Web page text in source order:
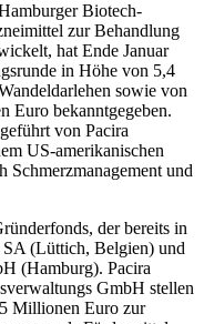
Biotech-
zur Behandlung
hat Ende Januar
in Höhe von 5,4
sowie von
Euro bekanntgegeben.
von Pacira
US-amerikanischen
Schmerzmanagement und
der bereits in
SA (Lüttich, Belgien) und
(Hamburg). Pacira
GmbH stellen
Millionen Euro zur